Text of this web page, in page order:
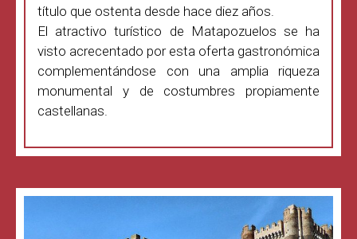
título que ostenta desde hace diez años.
El atractivo turístico de Matapozuelos se ha
visto acrecentado por esta oferta gastronómica
complementándose con una amplia riqueza
monumental y de costumbres propiamente
castellanas.